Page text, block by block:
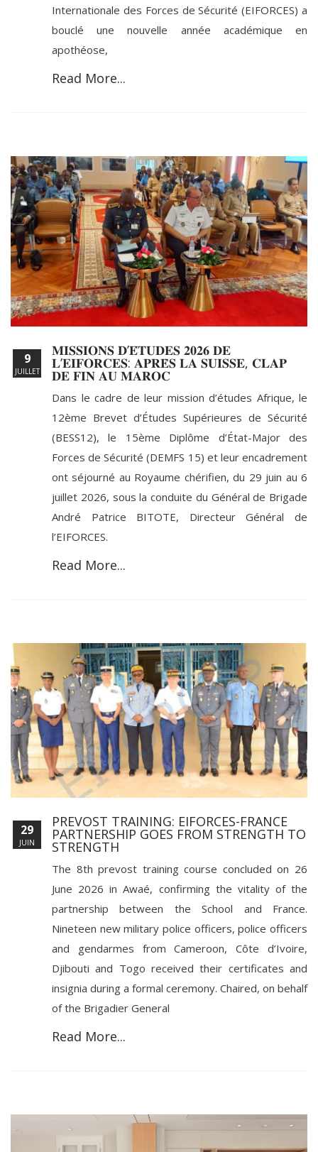
Internationale des Forces de Sécurité (EIFORCES) a
bouclé une nouvelle année académique en
apothéose,
Read More...
𝐌𝐈𝐒𝐒𝐈𝐎𝐍𝐒 𝐃’𝐄́𝐓𝐔𝐃𝐄𝐒 𝟐𝟎𝟐𝟔 𝐃𝐄
𝐋’𝐄𝐈𝐅𝐎𝐑𝐂𝐄𝐒: 𝐀𝐏𝐑𝐄̀𝐒 𝐋𝐀 𝐒𝐔𝐈𝐒𝐒𝐄, 𝐂𝐋𝐀𝐏
𝐃𝐄 𝐅𝐈𝐍 𝐀𝐔 𝐌𝐀𝐑𝐎𝐂
Dans le cadre de leur mission d’études Afrique, le
12ème Brevet d’Études Supérieures de Sécurité
(BESS12), le 15ème Diplôme d’État-Major des
Forces de Sécurité (DEMFS 15) et leur encadrement
ont séjourné au Royaume chérifien, du 29 juin au 6
juillet 2026, sous la conduite du Général de Brigade
André Patrice BITOTE, Directeur Général de
l’EIFORCES.
Read More...
9
JUILLET
PREVOST TRAINING: EIFORCES-FRANCE
PARTNERSHIP GOES FROM STRENGTH TO
STRENGTH
The 8th prevost training course concluded on 26
June 2026 in Awaé, confirming the vitality of the
partnership between the School and France.
Nineteen new military police officers, police officers
and gendarmes from Cameroon, Côte d’Ivoire,
Djibouti and Togo received their certificates and
insignia during a formal ceremony. Chaired, on behalf
of the Brigadier General
Read More...
29
JUIN